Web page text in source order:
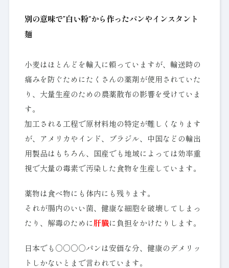
別の意味で“白い粉”から作ったパンやインスタント
麺
小麦はほとんどを輸入に頼っていますが、輸送時の
痛みを防ぐためにたくさんの薬剤が使用されていた
り、大量生産のための農薬散布の影響を受けていま
す。
加工される工程で原材料地の特定が難しくなります
が、アメリカやインド、ブラジル、中国などの輸出
用製品はもちろん、国産でも地域によっては効率重
視で大量の毒素で汚染した食物を生産しています。
薬物は食べ物にも体内にも残ります。
それが腸内のいい菌、健康な細胞を破壊してしまっ
たり、解毒のために肝臓に負担をかけたりします。
日本でも○○○○パンは安価な分、健康のデメリッ
トしかないとまで言われています。